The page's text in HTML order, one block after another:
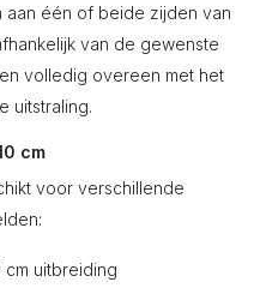
aan één of beide zijden van
van de gewenste
volledig overeen met het
uitstraling.
cm
voor verschillende
uitbreiding